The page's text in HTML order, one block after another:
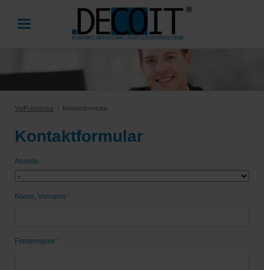
VoIP-Asterisk Kontaktformular
Kontaktformular
Anrede
Pflichtfeld
Name, Vorname *
Pflichtfeld
Firmenname *